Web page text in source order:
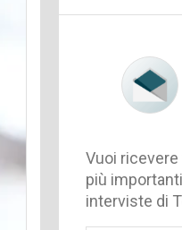
Vuoi
più
interviste di